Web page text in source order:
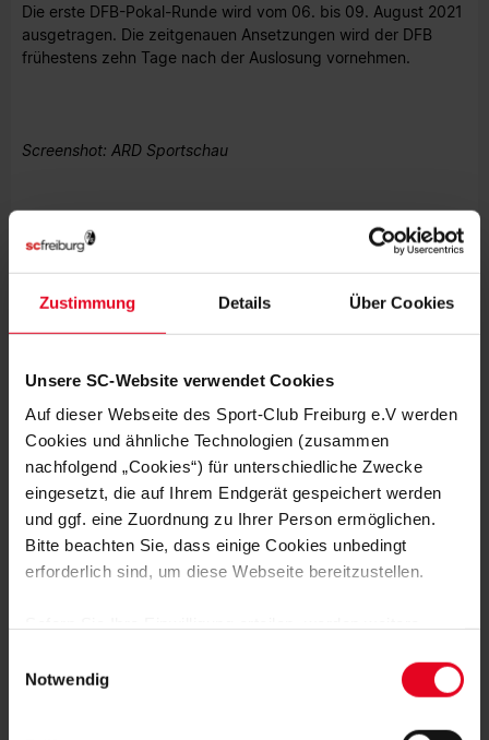
Zustimmung Details Über Cookies
Unsere SC-Website verwendet Cookies
Auf dieser Webseite des Sport-Club Freiburg e.V werden
Cookies und ähnliche Technologien (zusammen
nachfolgend „Cookies“) für unterschiedliche Zwecke
eingesetzt, die auf Ihrem Endgerät gespeichert werden
und ggf. eine Zuordnung zu Ihrer Person ermöglichen.
Bitte beachten Sie, dass einige Cookies unbedingt
erforderlich sind, um diese Webseite bereitzustellen.
Daten von Ihnen (z.B. persönlichen Identifikatoren oder
IP-Adressen) verarbeitet werden. Durch Klicken auf den
Notwendig
Die erste DFB-Pokal-Runde wird vom 06. bis 09. August 2021
ausgetragen. Die zeitgenauen Ansetzungen wird der DFB
frühestens zehn Tage nach der Auslosung vornehmen.
Screenshot: ARD Sportschau
MEHR NEWS
GEGEN STRASSBURG
MÄNNER 08.08.2026
SPORT-CLUB GEWINNT DEN
TRAININGSPLATZ-TEST
MÄNNER 07.08.2026
SAMSTAGSTESTS GEGEN RACING
STRASSBURG